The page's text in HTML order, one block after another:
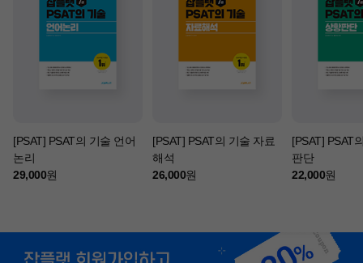
[PSAT] PSAT의 기술 언어
논리
29,000원
[PSAT] PSAT의 기술 자료
해석
26,000원
[PSAT] PSAT
판단
22,000원